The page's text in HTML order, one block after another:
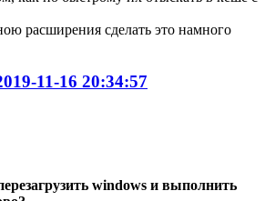
расширения сделать это намного
11-16 20:34:57
windows и выполнить